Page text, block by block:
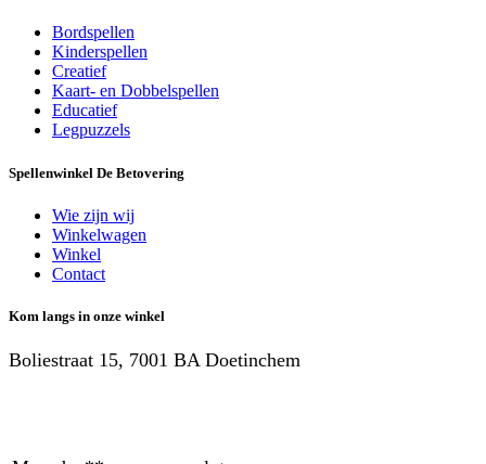
Bordspellen
Kinderspellen
Creatief
Kaart- en Dobbelspellen
Educatief
Legpuzzels
Spellenwinkel De Betover​ing
Wie zijn wij
Winkelwagen
Winkel
Contact
Kom langs in onze winkel
Boliestraat 15, 7001 BA Doetinchem